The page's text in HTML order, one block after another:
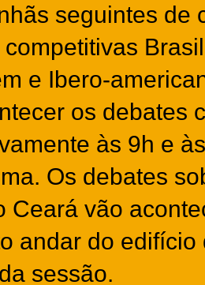
seguintes de
competitivas
e Ibero-
os debates
às 9h e
Os debates
Ceará vão
andar do
sessão.